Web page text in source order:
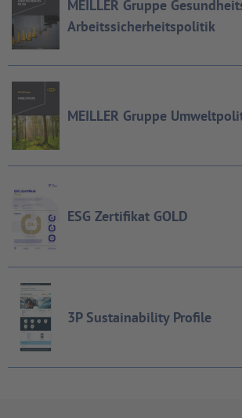
MEILLER Gruppe
Arbeitssicherheitspolitik
MEILLER Gruppe
ESG Zertifikat GOLD
3P Sustainability Profile